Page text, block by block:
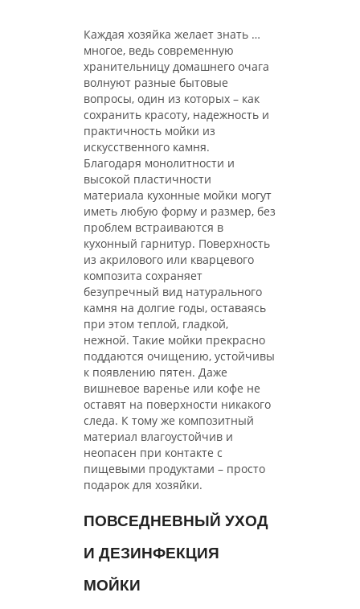
Каждая хозяйка желает знать …
многое, ведь современную
хранительницу домашнего очага
волнуют разные бытовые
вопросы, один из которых – как
сохранить красоту, надежность и
практичность мойки из
искусственного камня.
Благодаря монолитности и
высокой пластичности
материала кухонные мойки могут
иметь любую форму и размер, без
проблем встраиваются в
кухонный гарнитур. Поверхность
из акрилового или кварцевого
композита сохраняет
безупречный вид натурального
камня на долгие годы, оставаясь
при этом теплой, гладкой,
нежной. Такие мойки прекрасно
поддаются очищению, устойчивы
к появлению пятен. Даже
вишневое варенье или кофе не
оставят на поверхности никакого
следа. К тому же композитный
материал влагоустойчив и
неопасен при контакте с
пищевыми продуктами – просто
подарок для хозяйки.
ПОВСЕДНЕВНЫЙ УХОД
И ДЕЗИНФЕКЦИЯ
МОЙКИ